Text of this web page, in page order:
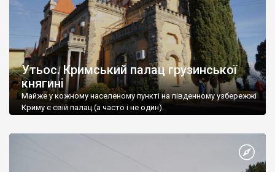
Утьос. Кримський палац грузинської
княгині
Майже у кожному населеному пункті на південному узбережжі
Криму є свій палац (а часто і не один).